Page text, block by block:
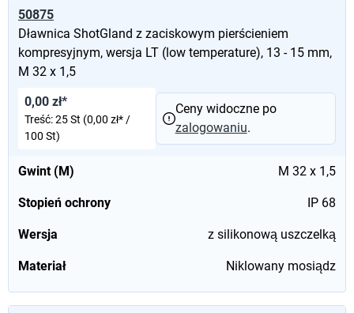
50875
Dławnica ShotGland z zaciskowym pierścieniem
kompresyjnym, wersja LT (low temperature), 13 - 15 mm,
M 32 x 1,5
Gwint (M) M 32 x 1,5
Stopień ochrony IP 68
Wersja z silikonową uszczelką
Materiał Niklowany mosiądz
0,00 zł*
Treść:25 St (0,00 zł* /
100 St)
Ceny widoczne po
zalogowaniu.